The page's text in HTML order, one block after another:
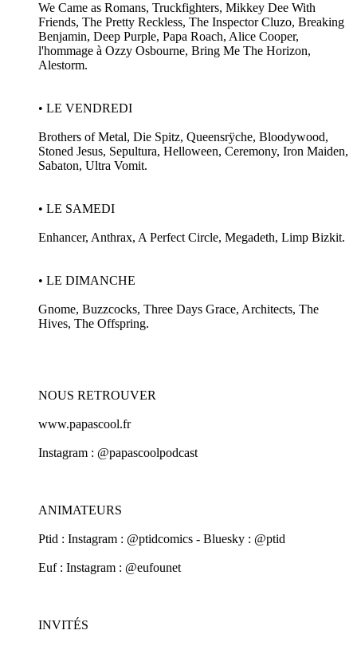
We Came as Romans, Truckfighters, Mikkey Dee With
Friends, The Pretty Reckless, The Inspector Cluzo, Breaking
Benjamin, Deep Purple, Papa Roach, Alice Cooper,
l'hommage à Ozzy Osbourne, Bring Me The Horizon,
Alestorm.
• LE VENDREDI
Brothers of Metal, Die Spitz, Queensrÿche, Bloodywood,
Stoned Jesus, Sepultura, Helloween, Ceremony, Iron Maiden,
Sabaton, Ultra Vomit.
• LE SAMEDI
Enhancer, Anthrax, A Perfect Circle, Megadeth, Limp Bizkit.
• LE DIMANCHE
Gnome, Buzzcocks, Three Days Grace, Architects, The
Hives, The Offspring.
NOUS RETROUVER
www.papascool.fr
Instagram : @papascoolpodcast
ANIMATEURS
Ptid : Instagram : @ptidcomics - Bluesky : @ptid
Euf : Instagram : @eufounet
INVITÉS